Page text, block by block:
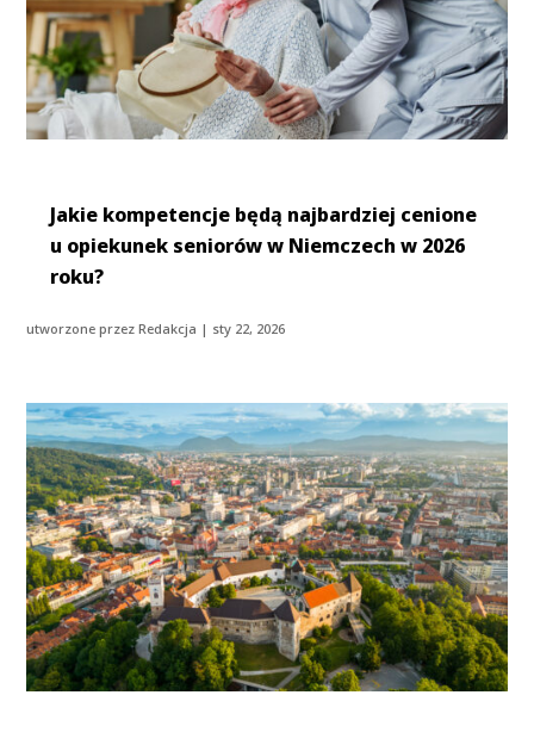
Jakie kompetencje będą najbardziej cenione
u opiekunek seniorów w Niemczech w 2026
roku?
utworzone przezRedakcja | sty 22, 2026